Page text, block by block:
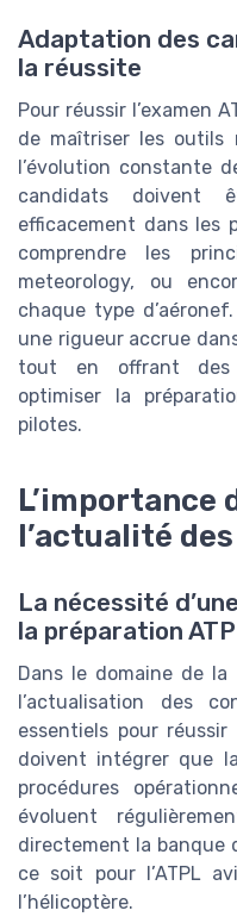
Adaptation des
la réussite
Pour réussir l’examen
de maîtriser les outils
l’évolution constante
candidats doivent
efficacement dans les
comprendre les
meteorology, ou
chaque type
une rigueur accrue
tout en offrant des
optimiser la
pilotes.
L’importance
l’actualité
La nécessité
la préparation
Dans le domaine de
l’actualisation des
essentiels pour réussir
doivent intégrer que
procédures
évoluent
directement la banque
ce soit pour l’ATPL
l’hélicoptère.